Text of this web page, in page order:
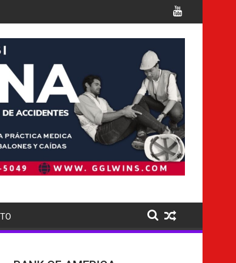
Italia confirma la muerte de 7